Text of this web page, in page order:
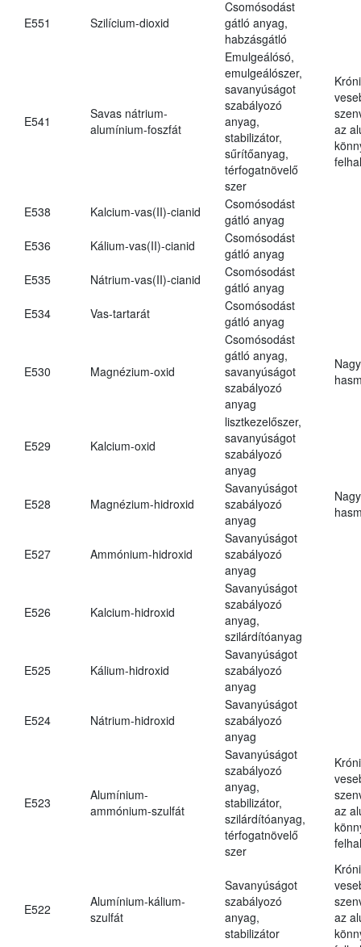
E551 Szilícium-dioxid
Csomósodást
gátló anyag,
habzásgátló
E541
Savas nátrium-
alumínium-foszfát
Emulgeálósó,
emulgeálószer,
savanyúságot
szabályozó
anyag,
stabilizátor,
sűrítőanyag,
térfogatnövelő
szer
az
E538 Kalcium-vas(II)-cianid
Csomósodást
gátló anyag
E536
Kálium-vas(II)-cianid
Csomósodást
gátló anyag
E535
Nátrium-vas(II)-cianid
Csomósodást
gátló anyag
E534
Vas-tartarát
Csomósodást
gátló anyag
E530 Magnézium-oxid
Csomósodást
gátló anyag,
savanyúságot
szabályozó
anyag
E529 Kalcium-oxid
lisztkezelőszer,
savanyúságot
szabályozó
anyag
E528 Magnézium-hidroxid
Savanyúságot
szabályozó
anyag
E527 Ammónium-hidroxid
Savanyúságot
szabályozó
anyag
E526 Kalcium-hidroxid
Savanyúságot
szabályozó
anyag,
szilárdítóanyag
E525 Kálium-hidroxid
Savanyúságot
szabályozó
anyag
E524 Nátrium-hidroxid
Savanyúságot
szabályozó
anyag
E523
Alumínium-
ammónium-szulfát
Savanyúságot
szabályozó
anyag,
stabilizátor,
szilárdítóanyag,
térfogatnövelő
szer
az
E522
Alumínium-kálium-
szulfát
Savanyúságot
szabályozó
anyag,
stabilizátor
az